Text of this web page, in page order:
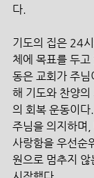
다.
기도의 집은 24
체에 목표를 두
동은 교회가 주님
해 기도와 찬양의
의 회복 운동이
주님을 의지하며
사랑함을 우선순
원으로 멈추지